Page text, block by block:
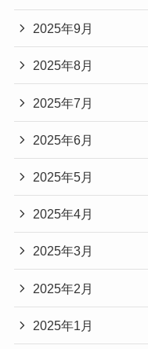
2025年9月
2025年8月
2025年7月
2025年6月
2025年5月
2025年4月
2025年3月
2025年2月
2025年1月